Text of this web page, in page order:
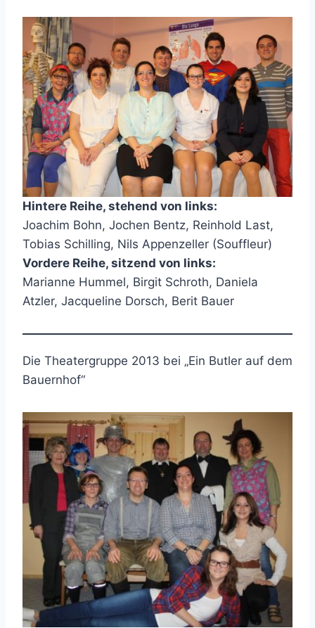
Hintere Reihe, stehend von links:
Joachim Bohn, Jochen Bentz, Reinhold Last,
Tobias Schilling, Nils Appenzeller (Souffleur)
Vordere Reihe, sitzend von links:
Marianne Hummel, Birgit Schroth, Daniela
Atzler, Jacqueline Dorsch, Berit Bauer
Die Theatergruppe 2013 bei „Ein Butler auf dem
Bauernhof“